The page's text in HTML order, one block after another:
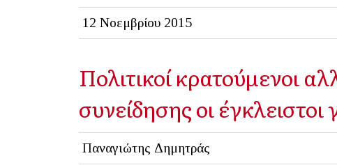
12 Νοεμβρίου 2015
Πολιτικοί κρατούμενοι
συνείδησης οι έγκλειστοι
Παναγιώτης Δημητράς